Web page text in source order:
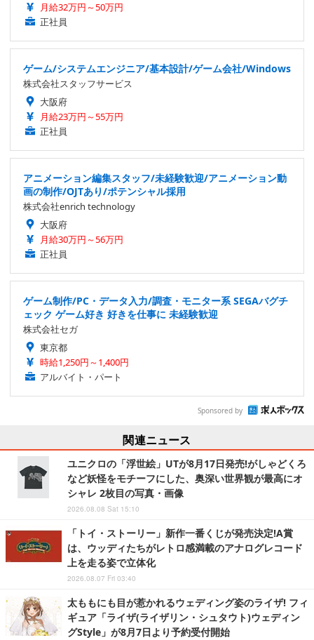
月給32万円～50万円
正社員
ゲーム/システムエンジニア/基本設計/ゲーム会社/Windows
株式会社スタッフサービス
大阪府
月給23万円～55万円
正社員
アニメーション編集スタッフ/未経験歓迎/アニメーション動
画の制作/OJTあり/ポテンシャル採用
株式会社enrich technology
大阪府
月給30万円～56万円
正社員
ゲーム制作/PC・データ入力/調査・モニター系 SEGAバグチ
ェック ゲーム好き 好きを仕事に 未経験歓迎
株式会社セガ
東京都
時給1,250円～1,400円
アルバイト・パート
Sponsored by
関連ニュース
ユニクロの「浮世絵」UTが8月17日発売!がしゃどくろ
など妖怪をモチーフにした、奥深い世界観が最高にオ
シャレ 2枚目の写真・画像
2026.08.08 Sat 15:10
「トイ・ストーリー」新作一番くじが発売決定!A賞
は、ウッディたちがレトロ感満載のアナログレコード
上を走る姿で立体化
2026.08.07 Fri 03:40
太ももにも目が惹かれるウェディング姿のライザ! フィ
ギュア「ライザ(ライザリン・シュタウト)ウェディン
グStyle」が8月7日より予約受付開始